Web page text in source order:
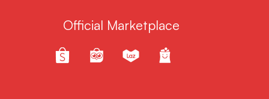
Official Marketplace